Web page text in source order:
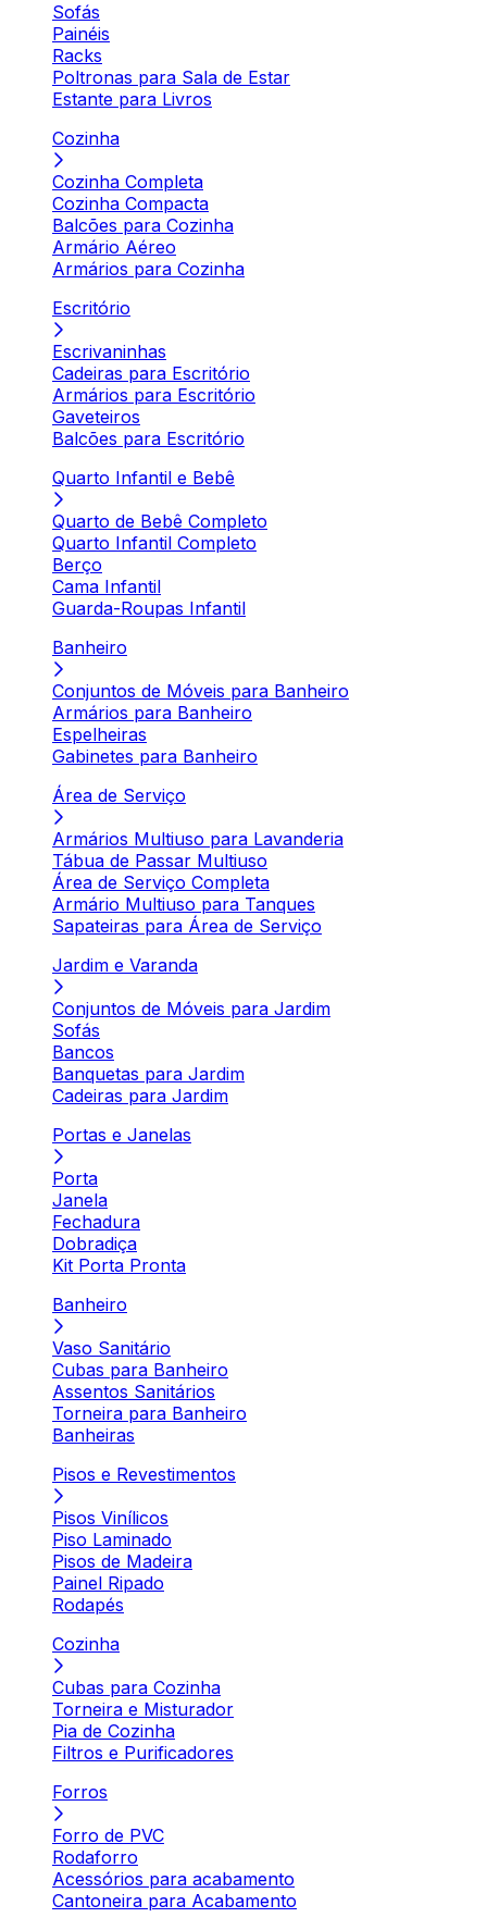
Sofás
Painéis
Racks
Poltronas para Sala de Estar
Estante para Livros
Cozinha
Cozinha Completa
Cozinha Compacta
Balcões para Cozinha
Armário Aéreo
Armários para Cozinha
Escritório
Escrivaninhas
Cadeiras para Escritório
Armários para Escritório
Gaveteiros
Balcões para Escritório
Quarto Infantil e Bebê
Quarto de Bebê Completo
Quarto Infantil Completo
Berço
Cama Infantil
Guarda-Roupas Infantil
Banheiro
Conjuntos de Móveis para Banheiro
Armários para Banheiro
Espelheiras
Gabinetes para Banheiro
Área de Serviço
Armários Multiuso para Lavanderia
Tábua de Passar Multiuso
Área de Serviço Completa
Armário Multiuso para Tanques
Sapateiras para Área de Serviço
Jardim e Varanda
Conjuntos de Móveis para Jardim
Sofás
Bancos
Banquetas para Jardim
Cadeiras para Jardim
Portas e Janelas
Porta
Janela
Fechadura
Dobradiça
Kit Porta Pronta
Banheiro
Vaso Sanitário
Cubas para Banheiro
Assentos Sanitários
Torneira para Banheiro
Banheiras
Pisos e Revestimentos
Pisos Vinílicos
Piso Laminado
Pisos de Madeira
Painel Ripado
Rodapés
Cozinha
Cubas para Cozinha
Torneira e Misturador
Pia de Cozinha
Filtros e Purificadores
Forros
Forro de PVC
Rodaforro
Acessórios para acabamento
Cantoneira para Acabamento